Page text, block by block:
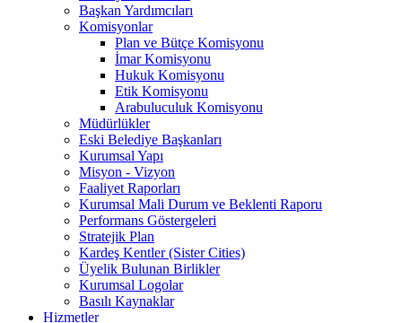
Başkan Yardımcıları
Komisyonlar
Plan ve Bütçe Komisyonu
İmar Komisyonu
Hukuk Komisyonu
Etik Komisyonu
Arabuluculuk Komisyonu
Müdürlükler
Eski Belediye Başkanları
Kurumsal Yapı
Misyon - Vizyon
Faaliyet Raporları
Kurumsal Mali Durum ve Beklenti Raporu
Performans Göstergeleri
Stratejik Plan
Kardeş Kentler (Sister Cities)
Üyelik Bulunan Birlikler
Kurumsal Logolar
Basılı Kaynaklar
Hizmetler